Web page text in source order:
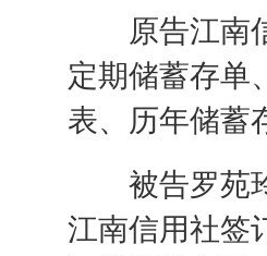
原告江南信
定期储蓄存单
表、历年储蓄
被告罗苑
江南信用社签